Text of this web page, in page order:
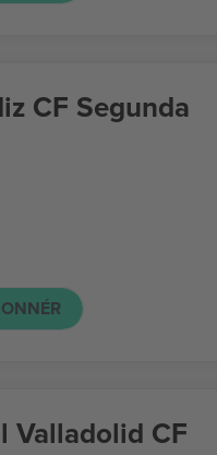
CF Segunda
Valladolid CF